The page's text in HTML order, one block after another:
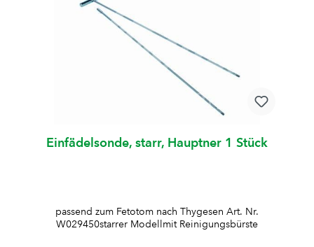
Einfädelsonde, starr, Hauptner 1 Stück
passend zum Fetotom nach Thygesen Art. Nr.
W029450starrer Modellmit Reinigungsbürste